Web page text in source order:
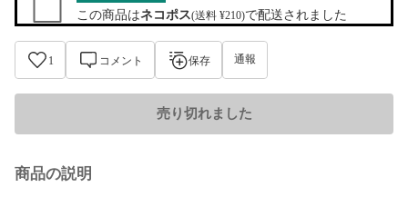
この商品はネコポス(送料 ¥210)で配送されました
1 コメント 保存 通報
売り切れました
商品の説明